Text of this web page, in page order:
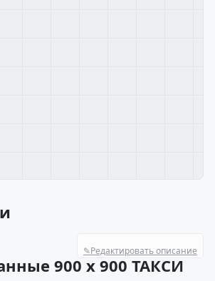
✎Редактировать описание
900 х 900 ТАКСИ